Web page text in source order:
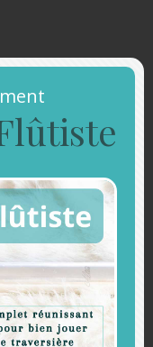
du flûtiste"